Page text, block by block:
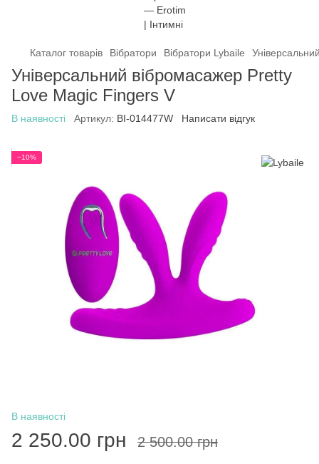
Каталог товарів Вібратори Вібратори Lybaile
Універсальний вібромасажер Pretty
Love Magic Fingers V
В наявності Артикул: BI-014477W Написати відгук
−10%
В наявності
2 250.00 грн 2 500.00 грн